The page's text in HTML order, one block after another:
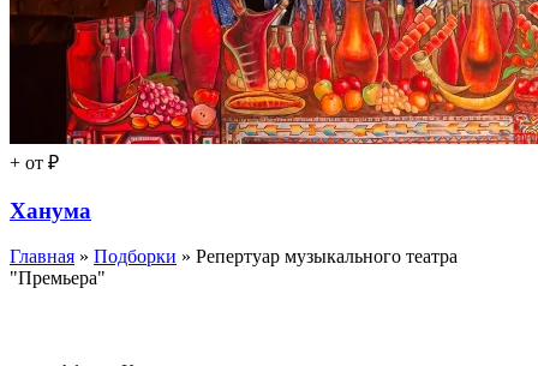
+ от ₽
Ханума
Главная » Подборки » Репертуар музыкального театра
"Премьера"